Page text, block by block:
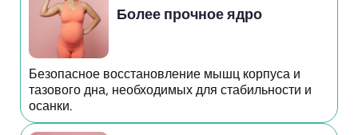
Более прочное ядро
Безопасное восстановление мышц корпуса и
тазового дна, необходимых для стабильности и
осанки.